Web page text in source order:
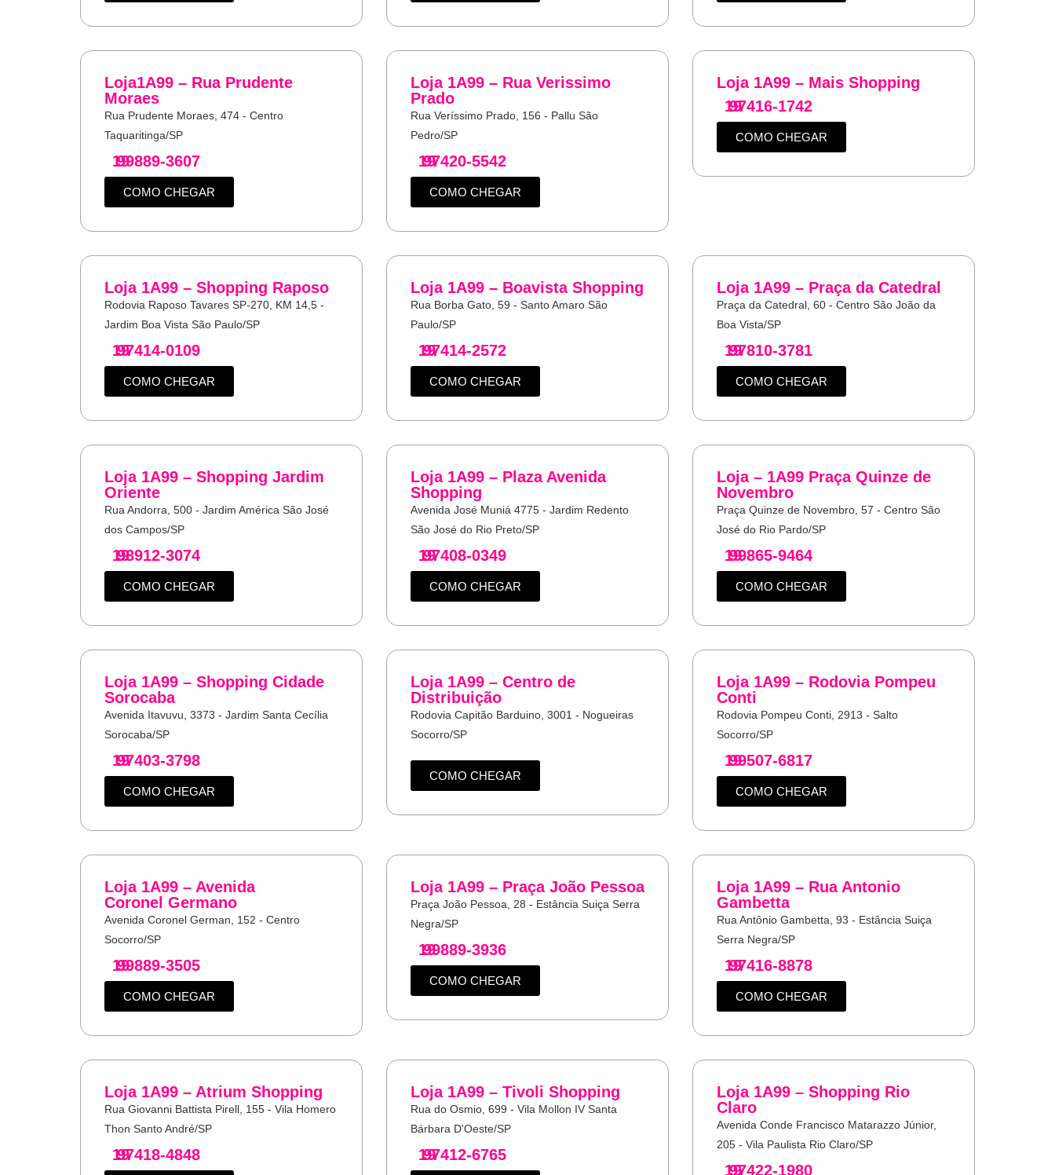
Loja1A99 – Rua Prudente
Moraes
Rua Prudente Moraes, 474 - Centro
Taquaritinga/SP
19
99889-3607
COMO CHEGAR
Loja 1A99 – Rua Verissimo
Prado
Rua Veríssimo Prado, 156 - Pallu São
Pedro/SP
19
97420-5542
COMO CHEGAR
Loja 1A99 – Mais Shopping
19
97416-1742
COMO CHEGAR
Loja 1A99 – Shopping Raposo
Rodovia Raposo Tavares SP-270, KM 14,5 -
Jardim Boa Vista São Paulo/SP
19
97414-0109
COMO CHEGAR
Loja 1A99 – Boavista Shopping
Rua Borba Gato, 59 - Santo Amaro São
Paulo/SP
19
97414-2572
COMO CHEGAR
Loja 1A99 – Praça da Catedral
Praça da Catedral, 60 - Centro São João da
Boa Vista/SP
19
97810-3781
COMO CHEGAR
Loja 1A99 – Shopping Jardim
Oriente
Rua Andorra, 500 - Jardim América São José
dos Campos/SP
19
98912-3074
COMO CHEGAR
Loja 1A99 – Plaza Avenida
Shopping
Avenida José Muniá 4775 - Jardim Redento
São José do Rio Preto/SP
19
97408-0349
COMO CHEGAR
Loja – 1A99 Praça Quinze de
Novembro
Praça Quinze de Novembro, 57 - Centro São
José do Rio Pardo/SP
19
99865-9464
COMO CHEGAR
Loja 1A99 – Shopping Cidade
Sorocaba
Avenida Itavuvu, 3373 - Jardim Santa Cecília
Sorocaba/SP
19
97403-3798
COMO CHEGAR
Loja 1A99 – Centro de
Distribuição
Rodovia Capitão Barduino, 3001 - Nogueiras
Socorro/SP
COMO CHEGAR
Loja 1A99 – Rodovia Pompeu
Conti
Rodovia Pompeu Conti, 2913 - Salto
Socorro/SP
19
99507-6817
COMO CHEGAR
Loja 1A99 – Avenida
Coronel Germano
Avenida Coronel German, 152 - Centro
Socorro/SP
19
99889-3505
COMO CHEGAR
Loja 1A99 – Praça João Pessoa
Praça João Pessoa, 28 - Estância Suiça Serra
Negra/SP
19
99889-3936
COMO CHEGAR
Loja 1A99 – Rua Antonio
Gambetta
Rua Antônio Gambetta, 93 - Estância Suiça
Serra Negra/SP
19
97416-8878
COMO CHEGAR
Loja 1A99 – Atrium Shopping
Rua Giovanni Battista Pirell, 155 - Vila Homero
Thon Santo André/SP
19
97418-4848
Loja 1A99 – Tivoli Shopping
Rua do Osmio, 699 - Vila Mollon IV Santa
Bárbara D'Oeste/SP
19
97412-6765
Loja 1A99 – Shopping Rio
Claro
Avenida Conde Francisco Matarazzo Júnior,
205 - Vila Paulista Rio Claro/SP
19
97422-1980